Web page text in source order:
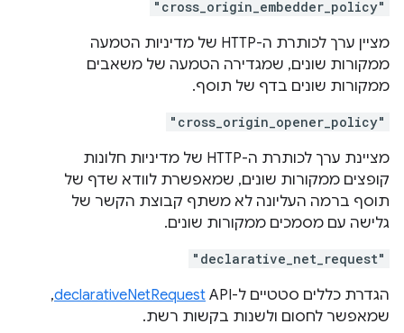
"cross_origin_embedder_policy"
מציין ערך לכותרת ה-HTTP של מדיניות הטמעה
ממקורות שונים, שמגדירה הטמעה של משאבים
ממקורות שונים בדף של תוסף.
"cross_origin_opener_policy"
מציינת ערך לכותרת ה-HTTP של מדיניות חלונות
קופצים ממקורות שונים, שמאפשרת לוודא שדף של
תוסף ברמה העליונה לא משתף קבוצת הקשר של
גלישה עם מסמכים ממקורות שונים.
"declarative_net_request"
הגדרת כללים סטטיים ל-API‏ declarativeNetRequest
,
שמאפשר לחסום ולשנות בקשות רשת.